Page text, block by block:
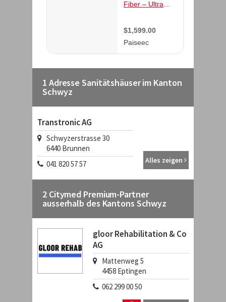
1 Adresse Sanitätshäuser im Kanton
Schwyz
Transtronic AG
Schwyzerstrasse 30
6440 Brunnen
041 820 57 57
Alles zeigen
2 Citymed Premium-Partner
ausserhalb des Kantons Schwyz
gloor Rehabilitation & Co
AG
Mattenweg 5
4458 Eptingen
062 299 00 50